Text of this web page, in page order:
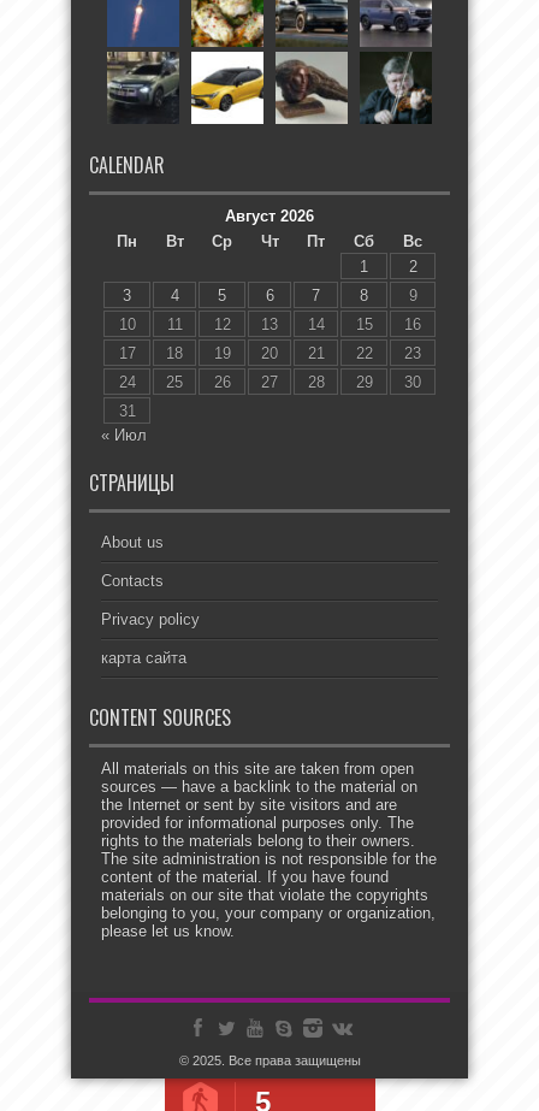
CALENDAR
Август 2026
Пн
Вт Ср Чт Пт Сб
Вс
1
2
3
4 5 6 7 8
9
10
11 12 13 14 15
16
17
18 19 20 21 22
23
24
25 26 27 28 29
30
31
« Июл
СТРАНИЦЫ
About us
Contacts
Privacy policy
карта сайта
CONTENT SOURCES
All materials on this site are taken from open
sources — have a backlink to the material on
the Internet or sent by site visitors and are
provided for informational purposes only. The
rights to the materials belong to their owners.
The site administration is not responsible for the
content of the material. If you have found
materials on our site that violate the copyrights
belonging to you, your company or organization,
please let us know.
© 2025. Все права защищены
5